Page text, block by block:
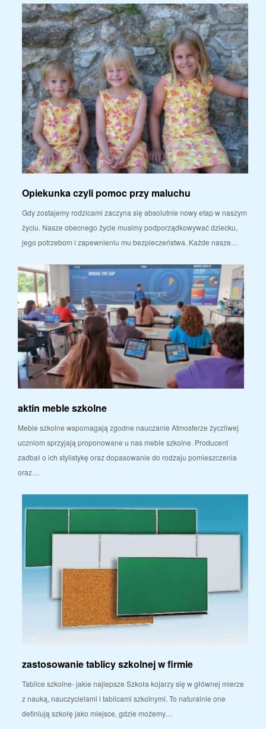
Opiekunka czyli pomoc przy maluchu
Gdy zostajemy rodzicami zaczyna się absolutnie nowy etap w naszym
życiu. Nasze obecnego życie musimy podporządkowywać dziecku,
jego potrzebom i zapewnieniu mu bezpieczeństwa. Każde nasze…
aktin meble szkolne
Meble szkolne wspomagają zgodne nauczanie Atmosferze życzliwej
uczniom sprzyjają proponowane u nas meble szkolne. Producent
zadbał o ich stylistykę oraz dopasowanie do rodzaju pomieszczenia
oraz…
zastosowanie tablicy szkolnej w firmie
Tablice szkolne- jakie najlepsze Szkoła kojarzy się w głównej mierze
z nauką, nauczycielami i tablicami szkolnymi. To naturalnie one
definiują szkołę jako miejsce, gdzie możemy…